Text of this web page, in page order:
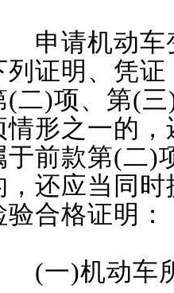
请机动车
列证明、凭
(二)项、第(三
情形之一的
于前款第(二)
，还应当同
验合格证明：
(一)机动车